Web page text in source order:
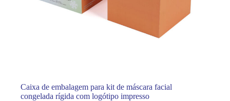
Caixa de embalagem para kit de máscara facial
congelada rígida com logótipo impresso